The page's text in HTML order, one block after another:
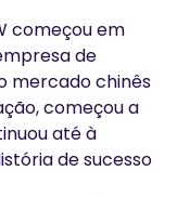
começou em
de
mercado chinês
começou a
até à
de sucesso